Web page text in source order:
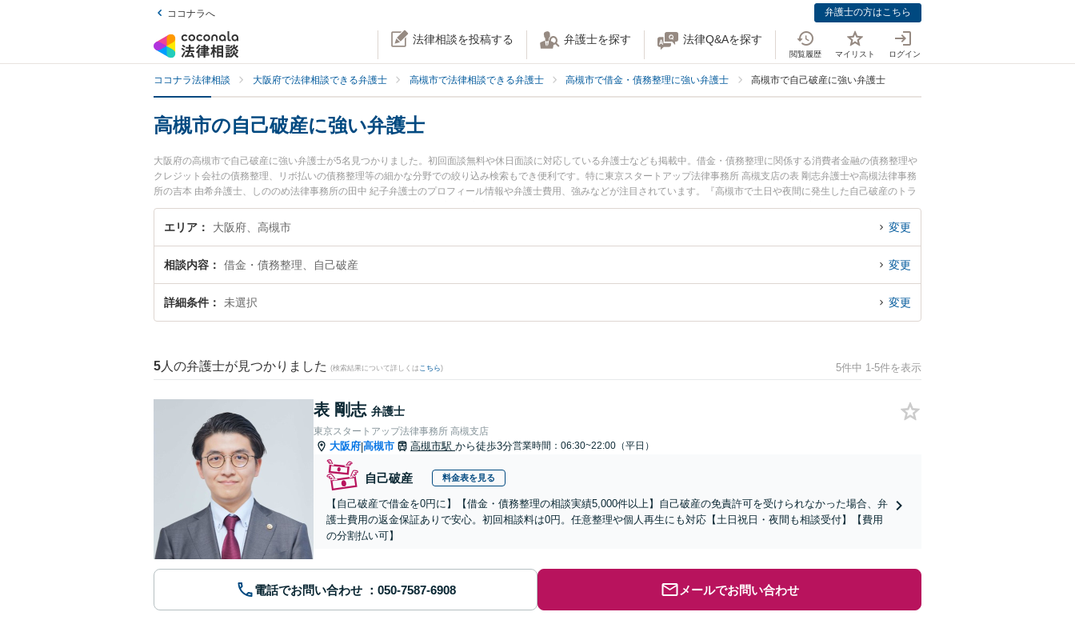
ココナラへ 弁護士の方はこちら
法律相談を投稿する 弁護士を探す 法律Q&Aを探す
閲覧履歴 マイリスト ログイン
ココナラ法律相談 大阪府で法律相談できる弁護士 高槻市で法律相談できる弁護士 高槻市で借金・債務整理に強い弁護士 高槻市で自己破産に強い弁護士
高槻市の自己破産に強い弁護士
大阪府の高槻市で自己破産に強い弁護士が5名見つかりました。初回面談無料や休日面談に対応している弁護士なども掲載中。借金・債務整理に関係する消費者金融の債務整理や
クレジット会社の債務整理、リボ払いの債務整理等の細かな分野での絞り込み検索もでき便利です。特に東京スタートアップ法律事務所 高槻支店の表 剛志弁護士や高槻法律事務
所の吉本 由希弁護士、しののめ法律事務所の田中 紀子弁護士のプロフィール情報や弁護士費用、強みなどが注目されています。『高槻市で土日や夜間に発生した自己破産のトラ
ブルを今すぐに弁護士に相談したい』『自己破産のトラブル解決の実績豊富な近くの弁護士を検索したい』『初回相談無料で自己破産を法律相談できる高槻市内の弁護士に相談予
約したい』などでお困りの相談者さんにおすすめです。
エリア 大阪府、高槻市 変更
相談内容 借金・債務整理、自己破産 変更
詳細条件 未選択 変更
5 人の弁護士が見つかりました (検索結果について詳しくは こちら) 5件中 1-5件を表示
表 剛志 弁護士
東京スタートアップ法律事務所 高槻支店
大阪府|高槻市 高槻市駅 から徒歩3分営業時間：06:30~22:00（平日）
自己破産 料金表を見る
【自己破産で借金を0円に】【借金・債務整理の相談実績5,000件以上】自己破産の免責許可を受けられなかった場合、弁
護士費用の返金保証ありで安心。初回相談料は0円。任意整理や個人再生にも対応【土日祝日・夜間も相談受付】【費用
の分割払い可】
電話でお問い合わせ メールでお問い合わせ